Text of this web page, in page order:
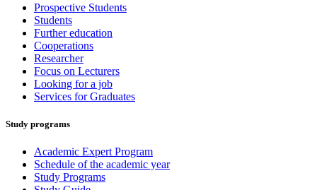
Prospective Students
Students
Further education
Cooperations
Researcher
Focus on Lecturers
Looking for a job
Services for Graduates
Study programs
Academic Expert Program
Schedule of the academic year
Study Programs